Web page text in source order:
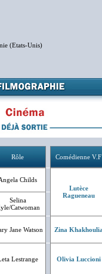
(Etats-Unis)
Rôle Comédienne V.F
Childs
Lutèce
Ragueneau
Selina
Catwoman
Jane Watson Zina
Lestrange Olivia Luccioni